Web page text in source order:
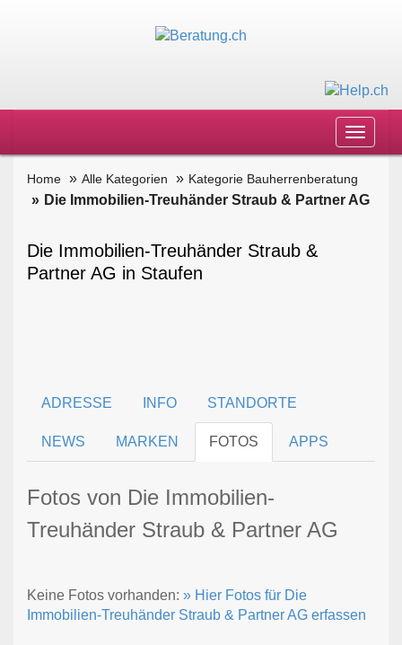
Toggle
Home Alle Kategorien Kategorie Bauherrenberatung
Die Immobilien-Treuhänder Straub & Partner AG
Die Immobilien-Treuhänder Straub &
Partner AG in Staufen
ADRESSE INFO STANDORTE
NEWS MARKEN FOTOS APPS
Fotos von Die Immobilien-
Treuhänder Straub & Partner AG
Keine Fotos vorhanden: » Hier Fotos für Die
Immobilien-Treuhänder Straub & Partner AG erfassen